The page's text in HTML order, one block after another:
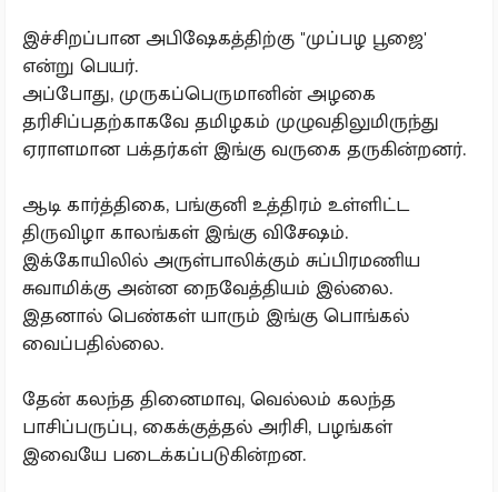
இச்சிறப்பான அபிஷேகத்திற்கு "முப்பழ பூஜை'
என்று பெயர்.
அப்போது, முருகப்பெருமானின் அழகை
தரிசிப்பதற்காகவே தமிழகம் முழுவதிலுமிருந்து
ஏராளமான பக்தர்கள் இங்கு வருகை தருகின்றனர்.
ஆடி கார்த்திகை, பங்குனி உத்திரம் உள்ளிட்ட
திருவிழா காலங்கள் இங்கு விசேஷம்.
இக்கோயிலில் அருள்பாலிக்கும் சுப்பிரமணிய
சுவாமிக்கு அன்ன நைவேத்தியம் இல்லை.
இதனால் பெண்கள் யாரும் இங்கு பொங்கல்
வைப்பதில்லை.
தேன் கலந்த தினைமாவு, வெல்லம் கலந்த
பாசிப்பருப்பு, கைக்குத்தல் அரிசி, பழங்கள்
இவையே படைக்கப்படுகின்றன.